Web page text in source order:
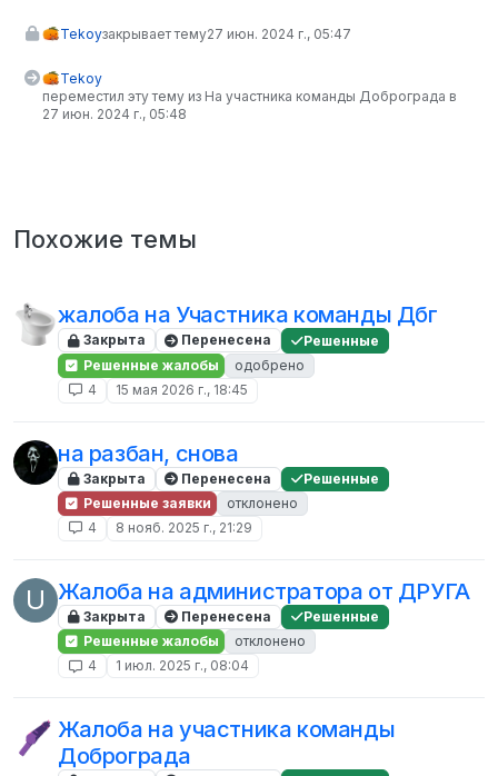
Tekoyзакрывает тему27 июн. 2024 г., 05:47
Tekoy
переместил эту тему из На участника команды Доброграда в
27 июн. 2024 г., 05:48
Похожие темы
жалоба на Участника команды Дбг
Закрыта Перенесена
Решенные
Решенные жалобы
одобрено
4
15 мая 2026 г., 18:45
на разбан, снова
Закрыта Перенесена
Решенные
Решенные заявки
отклонено
4
8 нояб. 2025 г., 21:29
U Жалоба на администратора от ДРУГА
Закрыта Перенесена
Решенные
Решенные жалобы
отклонено
4
1 июл. 2025 г., 08:04
Жалоба на участника команды
Доброграда